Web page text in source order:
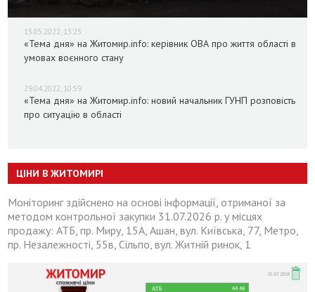
13.05.2022, 13:25
«Тема дня» на Житомир.info: керівник ОВА про життя області в
умовах воєнного стану
29.04.2022, 10:59
«Тема дня» на Житомир.info: новий начальник ГУНП розповість
про ситуацію в області
ЦІНИ В ЖИТОМИРІ
Моніторинг здійснено на основі інформації, отриманої за
методом контрольної закупки 31.07.2026 р. у місцях
продажу: АТБ, пр. Миру, 15А, Ашан, вул. Київська, 77, Метро,
пр. Незалежності, 55в, Сільпо, вул. Житній ринок, 1